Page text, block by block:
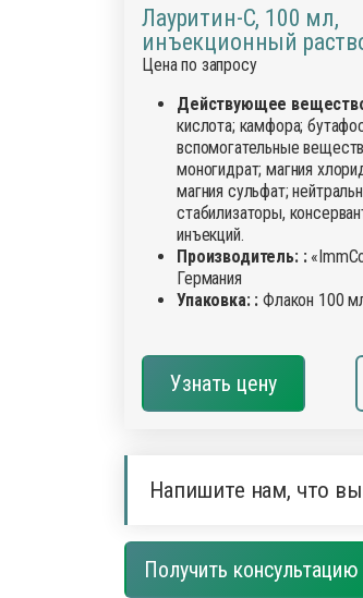
Лауритин-С, 100 мл,
инъекционный
Цена по запросу
Действующее
кислота; камфора;
вспомогательные
моногидрат; магния
магния сульфат;
стабилизаторы,
инъекций.
Производитель: :
Германия
Упаковка: : Флакон 100
Узнать цену
Напишите нам, что
Получить консультацию